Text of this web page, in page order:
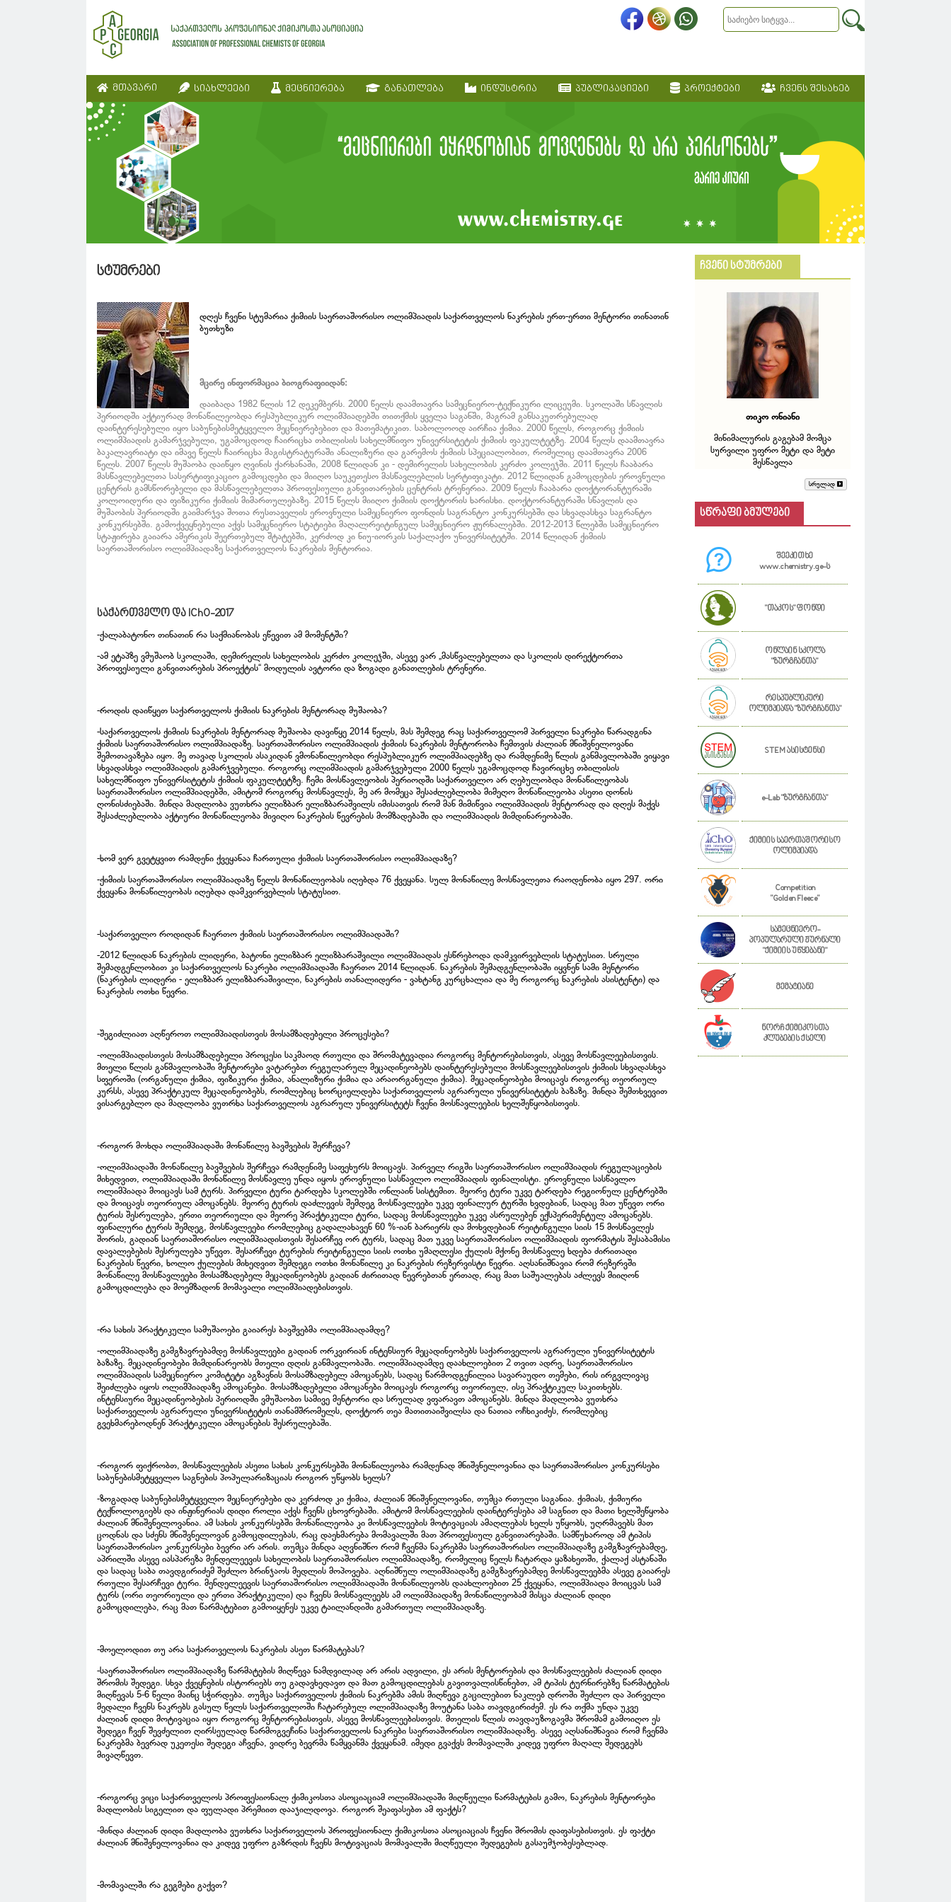
მთავარი სიახლეები მეცნიერება განათლება ინდუსტრია პუბლიკაციები პროექტები ჩვენს შესახებ
სტუმრები
დღეს ჩვენი სტუმარია ქიმიის საერთაშორისო ოლიმპიადის საქართველოს ნაკრების ერთ-ერთი მენტორი თინათინ
ბუთხუზი
მცირე ინფორმაცია ბიოგრაფიიდან:
დაიბადა 1982 წლის 12 დეკემბერს. 2000 წელს დაამთავრა სამეცნიერო-ტექნიკური ლიცეუმი. სკოლაში სწავლის
პერიოდში აქტიურად მონაწილეობდა რესპუბლიკურ ოლიმპიადებში თითქმის ყველა საგანში, მაგრამ განსაკუთრებულად
დაინტერესებული იყო საბუნებისმეტყველო მეცნიერებებით და მათემატიკით. საბოლოოდ აირჩია ქიმია. 2000 წელს, როგორც ქიმიის
ოლიმპიადის გამარჯვებული, უგამოცდოდ ჩაირიცხა თბილისის სახელმწიფო უნივერსიტეტის ქიმიის ფაკულტეტზე. 2004 წელს დაამთავრა
ბაკალავრიატი და იმავე წელს ჩაირიცხა მაგისტრატურაში ანალიზური და გარემოს ქიმიის სპეციალობით, რომელიც დაამთავრა 2006
წელს. 2007 წელს მუშაობა დაიწყო ღვინის ქარხანაში, 2008 წლიდან კი - დემირელის სახელობის კერძო კოლეჯში. 2011 წელს ჩააბარა
მასწავლებელთა სასერტიფიკაციო გამოცდები და მიიღო საუკეთესო მასწავლებლის სერტიფიკატი. 2012 წლიდან გამოცდების ეროვნული
ცენტრის გამსწორებელი და მასწავლებელთა პროფესიული განვითარების ცენტრის ტრენერია. 2009 წელს ჩააბარა დოქტორანტურაში
კოლოიდური და ფიზიკური ქიმიის მიმართულებაზე. 2015 წელს მიიღო ქიმიის დოქტორის ხარისხი. დოქტორანტურაში სწავლის და
მუშაობის პერიოდში გაიმარჯვა შოთა რუსთაველის ეროვნული სამეცნიერო ფონდის საგრანტო კონკურსებში და სხვადასხვა საგრანტო
კონკურსებში. გამოქვეყნებული აქვს სამეცნიერო სტატიები მაღალრეიტინგულ სამეცნიერო ჟურნალებში. 2012-2013 წლებში სამეცნიერო
სტაჟირება გაიარა ამერიკის შეერთებულ შტატებში, კერძოდ კი ნიუ-იორკის საქალაქო უნივერსიტეტში. 2014 წლიდან ქიმიის
საერთაშორისო ოლიმპიადაზე საქართველოს ნაკრების მენტორია.
საქართველო და IChO-2017
-ქალაბატონო თინათინ რა საქმიანობას ეწევით ამ მომენტში?
-ამ ეტაპზე ვმუშაობ სკოლაში, დემირელის სახელობის კერძო კოლეჯში, ასევე ვარ „მასწვალებელთა და სკოლის დირექტორთა
პროფესიული განვითარების პროექტის“ მოდულის ავტორი და ზოგადი განათლების ტრენერი.
-როდის დაიწყეთ საქართველოს ქიმიის ნაკრების მენტორად მუშაობა?
-საქართველოს ქიმიის ნაკრების მენტორად მუშაობა დავიწყე 2014 წელს, მას შემდეგ რაც საქართველომ პირველი ნაკრები წარადგინა
ქიმიის საერთაშორისო ოლიმპიადაზე. საერთაშორისო ოლიმპიადის ქიმიის ნაკრების მენტორობა ჩემთვის ძალიან მნიშვნელოვანი
შემოთავაზება იყო. მე თავად სკოლის ასაკიდან ვმონაწილეობდი რესპუბლიკურ ოლიმპიადებზე და რამდენიმე წლის განმავლობაში ვიყავი
სხვადასხვა ოლიმპიადის გამარჯვებული. როგორც ოლიმპიადის გამარჯვებული 2000 წელს უგამოცდოდ ჩავირიცხე თბილისის
სახელმწიფო უნივერსიტეტის ქიმიის ფაკულტეტზე. ჩემი მოსწავლეობის პერიოდში საქართველო არ ღებულობდა მონაწილეობას
საერთაშორისო ოლიმპიადებში, ამიტომ როგორც მოსწავლეს, მე არ მომეცა შესაძლებლობა მიმეღო მონაწილეობა ასეთი დონის
ღონისძიებაში. მინდა მადლობა ვუთხრა ელიზბარ ელიზბარაშვილს იმისათვის რომ მან მიმიწვია ოლიმპიადის მენტორად და დღეს მაქვს
შესაძლებლობა აქტიური მონაწილეობა მივიღო ნაკრების წევრების მომზადებაში და ოლიმპიადის მიმდინარეობაში.
-ხომ ვერ გვეტყვით რამდენი ქვეყანაა ჩართული ქიმიის საერთაშორისო ოლიმპიადაზე?
-ქიმიის საერთაშორისო ოლიმპიადაზე წელს მონაწილეობას იღებდა 76 ქვეყანა. სულ მონაწილე მოსწავლეთა რაოდენობა იყო 297. ორი
ქვეყანა მონაწილეობას იღებდა დამკვირვებლის სტატუსით.
-საქართველო როდიდან ჩაერთო ქიმიის საერთაშორისო ოლიმპიადაში?
-2012 წლიდან ნაკრების ლიდერი, ბატონი ელიზბარ ელიზბარაშვილი ოლიმპიადას ესწრებოდა დამკვირვებლის სტატუსით. სრული
შემადგენლობით კი საქართველოს ნაკრები ოლიმპიადაში ჩაერთო 2014 წლიდან. ნაკრების შემადგენლობაში იყვნენ სამი მენტორი
(ნაკრების ლიდერი - ელიზბარ ელიზბარაშივილი, ნაკრების თანალიდერი - ვახტანგ კურცხალია და მე როგორც ნაკრების ასისტენტი) და
ნაკრების ოთხი წევრი.
-შეგიძლიათ აღწეროთ ოლიმპიადისთვის მოსამზადებელი პროცესები?
-ოლიმპიადისთვის მოსამზადებელი პროცესი საკმაოდ რთული და შრომატევადია როგორც მენტორებისთვის, ასევე მოსწავლეებისთვის.
მთელი წლის განმავლობაში მენტორები ვატარებთ რეგულარულ მეცადინეობებს დაინტერესებული მოსწავლეებისთვის ქიმიის სხვადასხვა
სფეროში (ორგანული ქიმია, ფიზიკური ქიმია, ანალიზური ქიმია და არაორგანული ქიმია). მეცადინეობები მოიცავს როგორც თეორიულ
კურსს, ასევე პრაქტიკულ მეცადინეობებს, რომლებიც ხორციელდება საქართველოს აგრარული უნივერსიტეტის ბაზაზე. მინდა შემთხვევით
ვისარგებლო და მადლობა ვუთრხა საქართველოს აგრარულ უნივერსიტეტს ჩვენი მოსწავლეების ხელშეწყობისთვის.
-როგორ მოხდა ოლიმპიადაში მონაწილე ბავშვების შერჩევა?
-ოლიმპიადაში მონაწილე ბავშვების შერჩევა რამდენიმე საფეხურს მოიცავს. პირველ რიგში საერთაშორისო ოლიმპიადის რეგულაციების
მიხედვით, ოლიმპიადაში მონაწილე მოსწავლე უნდა იყოს ეროვნული სასწავლო ოლიმპიადის ფინალისტი. ეროვნული სასწავლო
ოლიმპიადა მოიცავს სამ ტურს. პირველი ტური ტარდება სკოლებში ონლაინ სისტემით. მეორე ტური უკვე ტარდება რეგიონულ ცენტრებში
და მოიცავს თეორიულ ამოცანებს. მეორე ტურის დაძლევის შემდეგ მოსწავლეები უკვე ფინალურ ტურში ხვდებიან, სადაც მათ უწევთ ორი
ტურის შესრულება, ერთი თეორიული და მეორე პრაქტიკული ტური, სადაც მოსწავლეები უკვე ასრულებენ ექსპერიმენტულ ამოცანებს.
ფინალური ტურის შემდეგ, მოსწავლეები რომლებიც გადალახავენ 60 %-იან ბარიერს და მოხვდებიან რეიტინგული სიის 15 მოსწავლეს
შორის, გადიან საერთაშორისო ოლიმპიადისთვის შესარჩევ ორ ტურს, სადაც მათ უკვე საერთაშორისო ოლიმპიადის ფორმატის შესაბამისი
დავალებების შესრულება უწევთ. შესარჩევი ტურების რეიტინგული სიის ოთხი უმაღლესი ქულის მქონე მოსწავლე ხდება ძირითადი
ნაკრების წევრი, ხოლო ქულების მიხედვით შემდეგი ოთხი მონაწილე კი ნაკრების რეზერვისტი წევრი. აღსანიშნავია რომ რეზერვში
მონაწილე მოსწავლეები მოსამზადებელ მეცადინეობებს გადიან ძირითად წევრებთან ერთად, რაც მათ საშუალებას აძლევს მიიღონ
გამოცდილება და მოემზადონ მომავალი ოლიმპიადებისთვის.
-რა სახის პრაქტიკული სამუშაოები გაიარეს ბავშვებმა ოლიმპიადამდე?
-ოლიმპიადაზე გამგზავრებამდე მოსწავლეები გადიან ორკვირიან ინტენსიურ მეცადინეობებს საქართველოს აგრარული უნივერსიტეტის
ბაზაზე. მეცადინეობები მიმდინარეობს მთელი დღის განმავლობაში. ოლიმპიადამდე დაახლოებით 2 თვით ადრე, საერთაშორისო
ოლიმპიადის სამეცნიერო კომიტეტი აგზავნის მოსამზადებელ ამოცანებს, სადაც წარმოდგენილია სავარაუდო თემები, რის ირგვლივაც
შეიძლება იყოს ოლიმპიადაზე ამოცანები. მოსამზადებელი ამოცანები მოიცავს როგორც თეორიულ, ისე პრაქტიკულ საკითხებს.
ინტენსიური მეცადინეობების პერიოდში ვმუშაობთ სამივე მენტორი და სრულად ვფარავთ ამოცანებს. მინდა მადლობა ვუთხრა
საქართველოს აგრარული უნივერსიტეტის თანამშრომელს, დოქტორ თეა მათითაიშვილსა და ნათია ოჩხიკიძეს, რომლებიც
გვეხმარებოდნენ პრაქტიკული ამოცანების შესრულებაში.
-როგორ ფიქრობთ, მოსწავლეების ასეთი სახის კონკურსებში მონაწილეობა რამდენად მნიშვნელოვანია და საერთაშორისო კონკურსები
საბუნებისმეტყველო საგნების პოპულარიზაციას როგორ უწყობს ხელს?
-ზოგადად საბუნებისმეტყველო მეცნიერებები და კერძოდ კი ქიმია, ძალიან მნიშვნელოვანი, თუმცა რთული საგანია. ქიმიას, ქიმიური
ტექნოლოგიებს და ინჟინერიას დიდი როლი აქვს ჩვენს ცხოვრებაში. ამიტომ მოსწავლეების დაინტერესება ამ საგნით და მათი ხელშეწყობა
ძალიან მნიშვნელოვანია. ამ სახის კონკურსებში მონაწილეობა კი მოსწავლეების მოტივაციას ამაღლებას ხელს უწყობს, უღრმავებს მათ
ცოდნას და სძენს მნიშვნელოვან გამოცდილებას, რაც დაეხმარება მომავალში მათ პროფესიულ განვითარებაში. სამწუხაროდ ამ ტიპის
საერთაშორისო კონკურსები ბევრი არ არის. თუმცა მინდა აღვნიშნო რომ ჩვენმა ნაკრებმა საერთაშორისო ოლიმპიადაზე გამგზავრებამდე,
აპრილში ასევე იასპარეზა მენდელეევის სახელობის საერთაშორისო ოლიმპიადაზე, რომელიც წელს ჩატარდა ყაზახეთში, ქალაქ ასტანაში
და სადაც საბა თავდგირიძემ შეძლო ბრინჯაოს მედლის მოპოვება. აღნიშნულ ოლიმპიადაზე გამგზავრებამდე მოსწავლეებმა ასევე გაიარეს
რთული შესარჩევი ტური. მენდელეევის საერთაშორისო ოლიმპიადაში მონაწილეობს დაახლოებით 25 ქვეყანა, ოლიმპიადა მოიცვას სამ
ტურს (ორი თეორიული და ერთი პრაქტიკული) და ჩვენს მოსწავლეებს ამ ოლიმპიადაზე მონაწილეობამ მისცა ძალიან დიდი
გამოცდილება, რაც მათ წარმატებით გამოიყენეს უკვე ტაილანდიში გამართულ ოლიმპიადაზე.
-მოელოდით თუ არა საქართველოს ნაკრების ასეთ წარმატებას?
-საერთაშორისო ოლიმპიადაზე წარმატების მიღწევა ნამდვილად არ არის ადვილი, ეს არის მენტორების და მოსწავლეების ძალიან დიდი
შრომის შედეგი. სხვა ქვეყნების ისტორიებს თუ გადავხედავთ და მათ გამოცდილებას გავითვალისწინებთ, ამ ტიპის ტურნირებზე წარმატების
მიღწევას 5-6 წელი მაინც სჭირდება. თუმცა საქართველოს ქიმიის ნაკრებმა ამის მიღწევა გაცილებით ნაკლებ დროში შეძლო და პირველი
მედალი ჩვენს ნაკრებს გასულ წელს საქართველოში ჩატარებულ ოლიმპიადაზე მოუტანა საბა თავდგირიძემ. ეს რა თქმა უნდა უკვე
ძალიან დიდი მოტივაცია იყო როგორც მენტორებისთვის, ასევე მოსწავლეებისთვის. მთელის წლის თავდაუზოგავმა შრომამ გამოიღო ეს
შედეგი ჩვენ შევძელით ღირსეულად წარმოგვეჩინა საქართველოს ნაკრები საერთაშორისო ოლიმპიადაზე. ასევე აღსანიშნავია რომ ჩვენმა
ნაკრებმა ბევრად უკეთესი შედეგი აჩვენა, ვიდრე ბევრმა წამყვანმა ქვეყანამ. იმედი გვაქვს მომავალში კიდევ უფრო მაღალ შედეგებს
მივაღწევთ.
-როგორც ვიცი საქართველოს პროფესიონალ ქიმიკოსთა ასოციაციამ ოლიმპიადაში მიღწეული წარმატების გამო, ნაკრების მენტორები
მადლობის სიგელით და ფულადი პრემიით დააჯილდოვა. როგორ შეაფასებთ ამ ფაქტს?
-მინდა ძალიან დიდი მადლობა ვუთხრა საქართველოს პროფესიონალ ქიმიკოსთა ასოციაციას ჩვენი შრომის დაფასებისთვის. ეს ფაქტი
ძალიან მნიშვნელოვანია და კიდევ უფრო გაზრდის ჩვენს მოტივაციას მომავალში მიღწეული შედეგების გასაუმჯობესებლად.
-მომავალში რა გეგმები გაქვთ?
ჩვენი სტუმრები
თიკო ონიანი
მინიმალურის გაგებამ მომცა
სურვილი უფრო მეტი და მეტი
მესწავლა
სრულად
სწრაფი ბმულები
შეეკითხე
www.chemistry.ge-ს
"თაკოს" ფონდი
ონლაინ სკოლა
"ზურგჩანთა"
რესპუბლიკური
ოლიმპიადა "ზურგჩანთა"
STEM ასისტენსი
e-Lab "ზურგჩანთა"
ქიმიის საერთაშორისო
ოლიმპიადა
Competition
"Golden Fleece"
სამეცნიერო-
პოპულარული ჟურნალი
"ქიმიის უწყებანი"
მემატიანე
ნორჩ ქიმიკოსთა
კლუბების ქსელი